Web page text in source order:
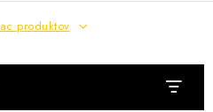
produktov